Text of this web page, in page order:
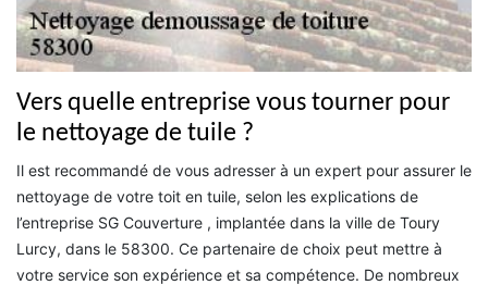
Vers quelle entreprise vous tourner pour
le nettoyage de tuile ?
Il est recommandé de vous adresser à un expert pour assurer le
nettoyage de votre toit en tuile, selon les explications de
l’entreprise SG Couverture , implantée dans la ville de Toury
Lurcy, dans le 58300. Ce partenaire de choix peut mettre à
votre service son expérience et sa compétence. De nombreux